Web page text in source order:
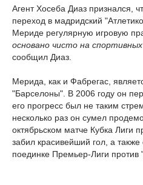
Агент Хосеба Диаз признался,
переход в мадридский
Мериде регулярную игровую
основано чисто на
сообщил Диаз.
Мерида, как и Фабрегас,
"Барселоны". В 2006 году он
его прогресс был не таким
несколько раз он сумел
октябрьском матче Кубка Лиги
забил красивейший гол, а
поединке Премьер-Лиги против